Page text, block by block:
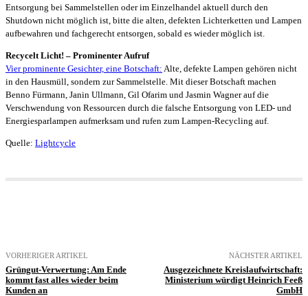
Entsorgung bei Sammelstellen oder im Einzelhandel aktuell durch den
Shutdown nicht möglich ist, bitte die alten, defekten Lichterketten und Lampen
aufbewahren und fachgerecht entsorgen, sobald es wieder möglich ist.
Recycelt Licht! – Prominenter Aufruf
Vier prominente Gesichter, eine Botschaft: Alte, defekte Lampen gehören nicht
in den Hausmüll, sondern zur Sammelstelle. Mit dieser Botschaft machen
Benno Fürmann, Janin Ullmann, Gil Ofarim und Jasmin Wagner auf die
Verschwendung von Ressourcen durch die falsche Entsorgung von LED- und
Energiesparlampen aufmerksam und rufen zum Lampen-Recycling auf.
Quelle: Lightcycle
VORHERIGER ARTIKEL
Grüngut-Verwertung: Am Ende
kommt fast alles wieder beim
Kunden an
NÄCHSTER ARTIKEL
Ausgezeichnete Kreislaufwirtschaft:
Ministerium würdigt Heinrich Feeß
GmbH